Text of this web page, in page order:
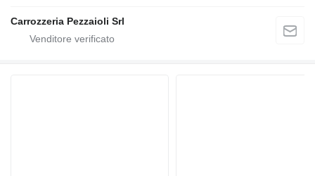
Carrozzeria Pezzaioli Srl